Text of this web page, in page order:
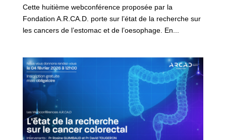
Cette huitième webconférence proposée par la
Fondation A.R.CA.D. porte sur l’état de la recherche sur
les cancers de l’estomac et de l’oesophage. En...